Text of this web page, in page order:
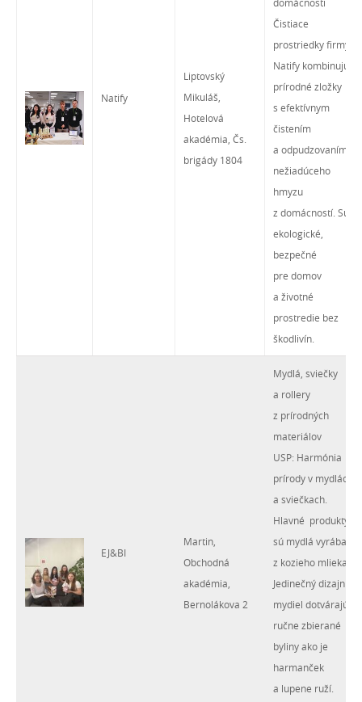
Natify
Liptovský
Mikuláš,
Hotelová
akadémia, Čs.
brigády 1804
Čistiace
prostriedky firmy
Natify kombinujú
prírodné zložky
s efektívnym
čistením
a odpudzovaním
nežiadúceho
hmyzu
z domácností. Sú
ekologické,
bezpečné
pre domov
a životné
prostredie bez
škodlivín.
EJ&BI
Martin,
Obchodná
akadémia,
Bernolákova 2
Mydlá, sviečky
a rollery
z prírodných
materiálov
USP: Harmónia
prírody v mydlách
a sviečkach.
Hlavné produkty
sú mydlá vyrábané
z kozieho mlieka.
Jedinečný dizajn
mydiel dotvárajú
ručne zbierané
byliny ako je
harmanček
a lupene ruží.